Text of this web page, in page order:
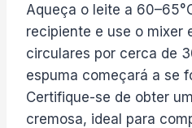
Aqueça o leite a
recipiente e use o mixer
circulares por cerca de
espuma começará a se
Certifique-se de obter
cremosa, ideal para